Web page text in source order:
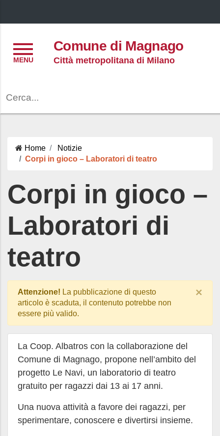
Comune di Magnago
Città metropolitana di Milano
Home
Notizie
Corpi in gioco – Laboratori di teatro
Corpi in gioco –
Laboratori di
teatro
Attenzione! La pubblicazione di questo
articolo è scaduta, il contenuto potrebbe non
essere più valido.
×
La Coop. Albatros con la collaborazione del
Comune di Magnago, propone nell’ambito del
progetto Le Navi, un laboratorio di teatro
gratuito per ragazzi dai 13 ai 17 anni.
Una nuova attività a favore dei ragazzi, per
sperimentare, conoscere e divertirsi insieme.